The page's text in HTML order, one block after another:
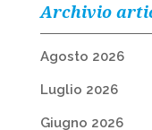
Archivio
Agosto 2026
Luglio 2026
Giugno 2026